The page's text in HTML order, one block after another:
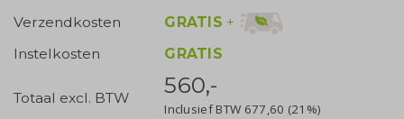
Verzendkosten
GRATIS +
Instelkosten
GRATIS
Totaal excl. BTW 560,-
Inclusief BTW 677,60 (21%)